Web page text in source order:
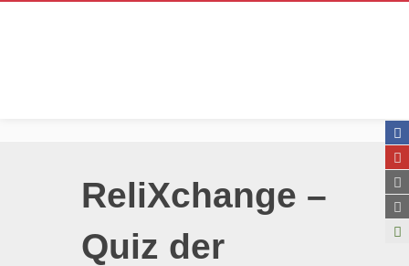
ReliXchange –
Quiz der